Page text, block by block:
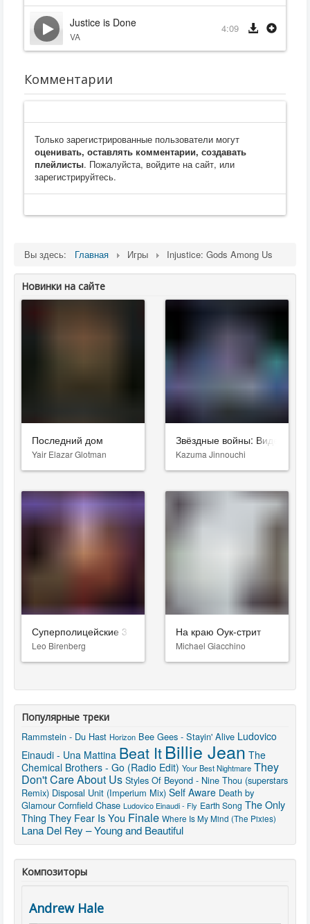
Justice is Done
VA
4:09
Комментарии
Только зарегистрированные пользователи могут
оценивать, оставлять комментарии, создавать
плейлисты. Пожалуйста, войдите на сайт, или
зарегистрируйтесь.
Вы здесь: Главная Игры Injustice: Gods Among Us
Новинки на сайте
Последний дом
Yair Elazar Glotman
Звёздные войны: Видения.
Kazuma Jinnouchi
Суперполицейские 3
Leo Birenberg
На краю Оук-стрит
Michael Giacchino
Популярные треки
Rammstein - Du Hast Horizon Bee Gees - Stayin' Alive Ludovico
Einaudi - Una Mattina Beat ItBillie Jean The
Chemical Brothers - Go (Radio Edit) Your Best Nightmare They
Don't Care About Us Styles Of Beyond - Nine Thou (superstars
Remix) Disposal Unit (Imperium Mix) Self Aware Death by
Glamour Cornfield Chase Ludovico Einaudi - Fly Earth Song The Only
Thing They Fear Is You Finale Where Is My Mind (The Pixies)
Lana Del Rey – Young and Beautiful
Композиторы
Andrew Hale